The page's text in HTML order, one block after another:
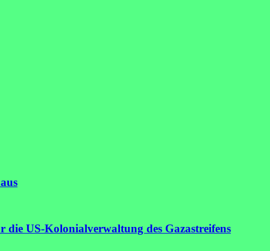
US-Kolonialverwaltung des Gazastreifens